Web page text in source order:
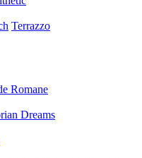
Terrazzo
Romane
Dreams